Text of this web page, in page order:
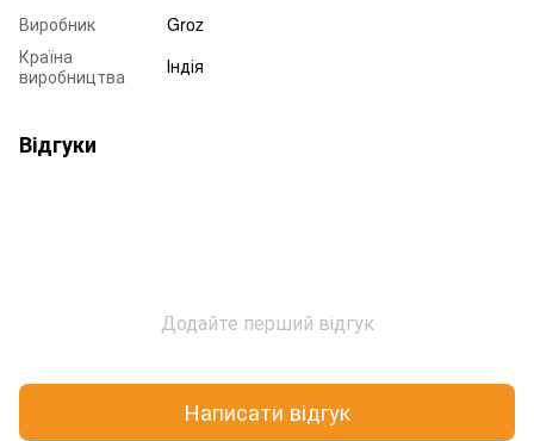
Виробник
Groz
Країна
виробництва
Індія
Відгуки
Додайте перший відгук
Написати відгук